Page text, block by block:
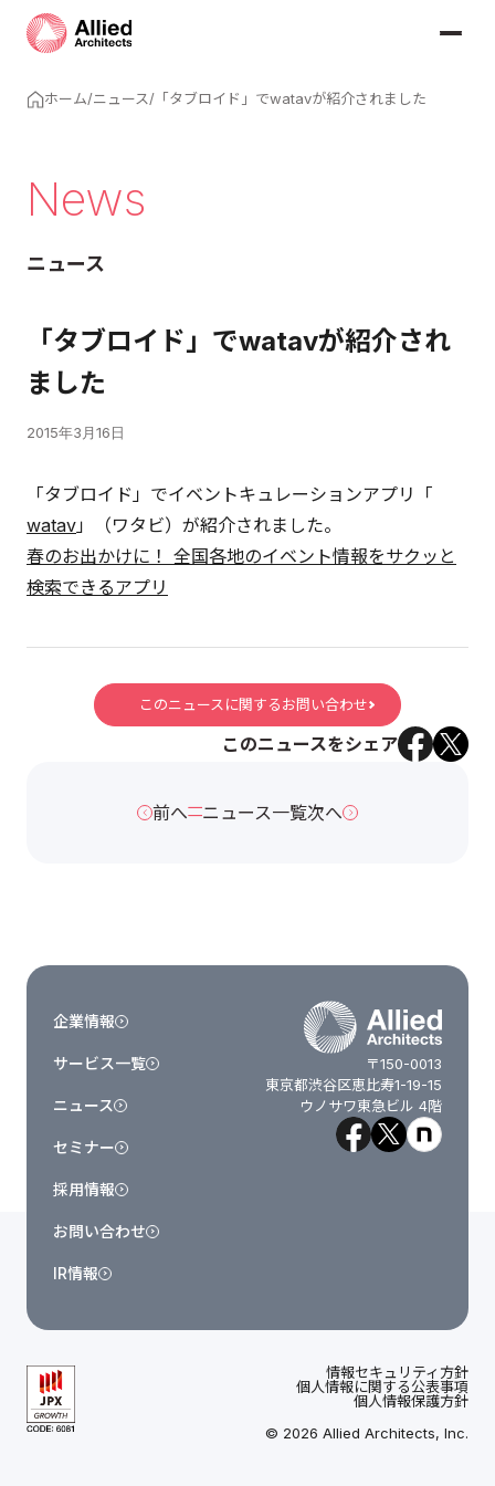
ホーム/ニュース/ 「タブロイド」でwatavが紹介されました
News
ニュース
「タブロイド」でwatavが紹介され
ました
2015年3月16日
「タブロイド」でイベントキュレーションアプリ「
watav 」（ワタビ）が紹介されました。
春のお出かけに！ 全国各地のイベント情報をサクッと
検索できるアプリ
このニュースに関するお問い合わせ
このニュースをシェア
前へ ニュース一覧次へ
〒150-0013
東京都渋谷区恵比寿1-19-15
ウノサワ東急ビル 4階
企業情報
サービス一覧
ニュース
セミナー
採用情報
お問い合わせ
IR情報
情報セキュリティ方針
個人情報に関する公表事項
個人情報保護方針
© 2026 Allied Architects, Inc.